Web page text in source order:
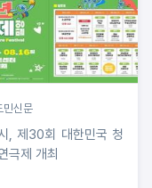
민신문
, 제30회 대한민국 청
극제 개최